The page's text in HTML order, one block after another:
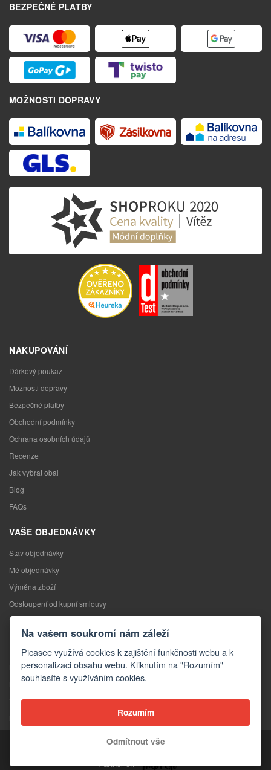
BEZPEČNÉ PLATBY
MOŽNOSTI DOPRAVY
NAKUPOVÁNÍ
Dárkový poukaz
Možnosti dopravy
Bezpečné platby
Obchodní podmínky
Ochrana osobních údajů
Recenze
Jak vybrat obal
Blog
FAQs
VAŠE OBJEDNÁVKY
Stav objednávky
Mé objednávky
Výměna zboží
Odstoupení od kupní smlouvy
Reklamace
KONTAKTY
Kontakty
Kontaktní formulář
Velkoobchod
Copyright © 2026 Picasee
Partner of:
Na vašem soukromí nám záleží
Picasee využívá cookies k zajištění funkčnosti webu a k
personalizaci obsahu webu. Kliknutím na "Rozumím"
souhlasíte s využíváním cookies.
Rozumím
Odmítnout vše